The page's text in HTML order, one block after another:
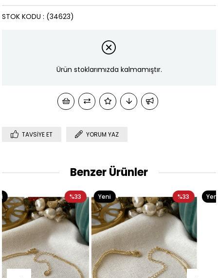
(34623)
STOK KODU
Ürün stoklarımızda kalmamıştır.
TAVSIYE ET YORUM YAZ
Benzer Ürünler
%33
Yeni
Ürün
Yeni
Ürün